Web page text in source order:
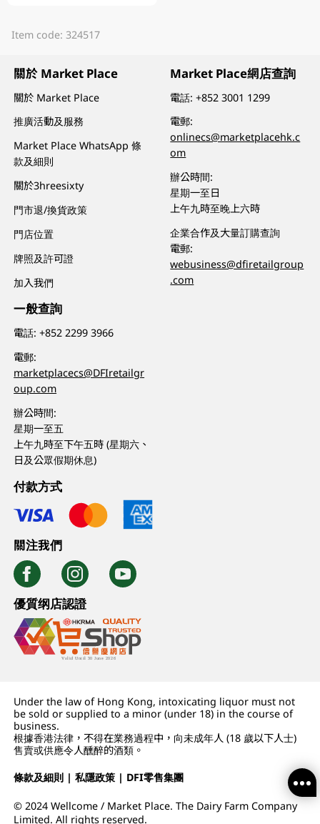
Item code: 324517
關於 Market Place
關於 Market Place
推廣活動及服務
Market Place WhatsApp 條
款及細則
關於3hreesixty
門市退/換貨政策
門店位置
牌照及許可證
加入我們
一般查詢
電話:+852 2299 3966
電郵:
marketplacecs@DFIretailgr
oup.com
辦公時間:
星期一至五
上午九時至下午五時 (星期六、
日及公眾假期休息)
Market Place網店查詢
電話:+852 3001 1299
電郵:
onlinecs@marketplacehk.c
om
辦公時間:
星期一至日
上午九時至晚上六時
企業合作及大量訂購查詢
電郵:
webusiness@dfiretailgroup
.com
付款方式
關注我們
優質纲店認證
Under the law of Hong Kong, intoxicating liquor must not
be sold or supplied to a minor (under 18) in the course of
business.
根據香港法律，不得在業務過程中，向未成年人 (18 歲以下人士)
售賣或供應令人醺醉的酒類。
條款及細則 |私隱政策 | DFI零售集團
© 2024 Wellcome / Market Place. The Dairy Farm Company
Limited. All rights reserved.